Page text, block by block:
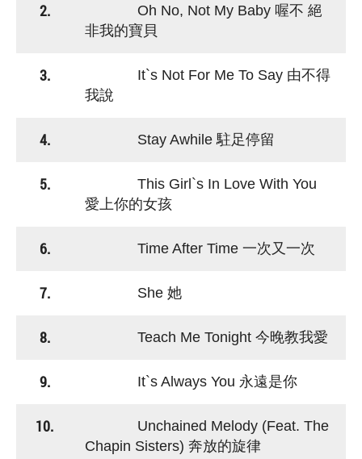
2.
Oh No, Not My Baby 喔不 絕
非我的寶貝
3.
It`s Not For Me To Say 由不得
我說
4. Stay Awhile 駐足停留
5.
This Girl`s In Love With You
愛上你的女孩
6. Time After Time 一次又一次
7. She 她
8. Teach Me Tonight 今晚教我愛
9. It`s Always You 永遠是你
10.
Unchained Melody (Feat. The
Chapin Sisters) 奔放的旋律